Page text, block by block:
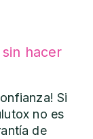
hacer
Si
no es
de